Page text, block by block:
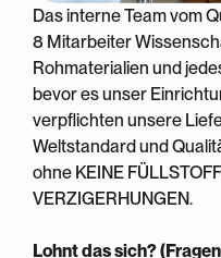
Das interne Team vom
8 Mitarbeiter
Rohmaterialien und
bevor es unser
verpflichten unsere
Weltstandard und
ohne KEINE
VERZIGERHUNGEN.
Lohnt das sich?